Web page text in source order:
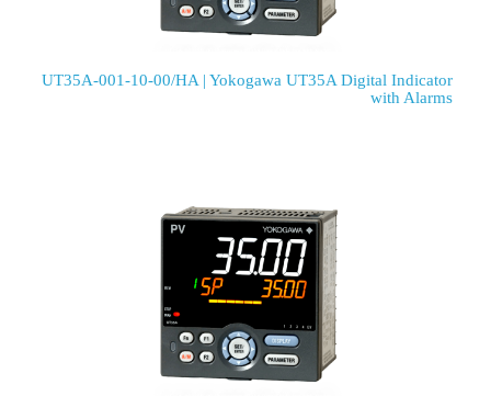
UT35A-001-10-00/HA | Yokogawa UT35A Digital Indicator
with Alarms